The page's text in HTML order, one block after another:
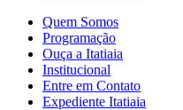
Quem Somos
Programação
Ouça a Itatiaia
Institucional
Entre em Contato
Expediente Itatiaia